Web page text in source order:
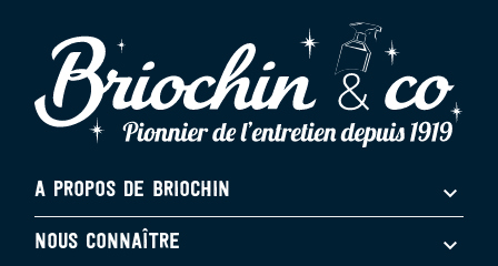
A PROPOS DE BRIOCHIN
NOUS CONNAÎTRE